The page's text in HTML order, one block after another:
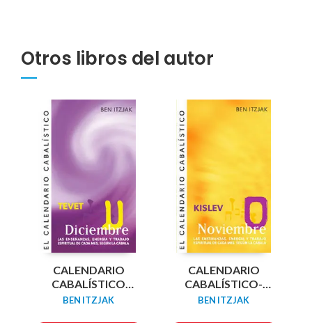
Otros libros del autor
CALENDARIO
CABALÍSTICO
DICIEMBRE
BEN ITZJAK
CALENDARIO
CABALÍSTICO-
NOVIEMBRE
BEN ITZJAK